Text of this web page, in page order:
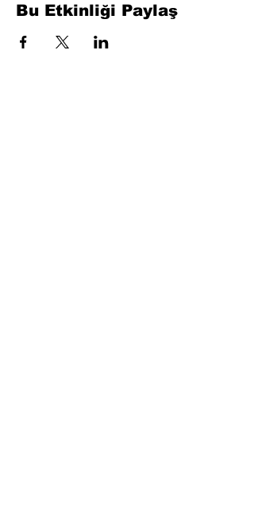
Bu Etkinliği Paylaş